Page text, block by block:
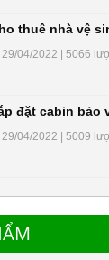
thuê nhà vệ
29/04/2022 | 5066
đặt cabin bảo
29/04/2022 | 5009